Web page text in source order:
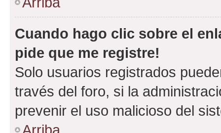
Cuando hago clic sobre el
pide que me registre!
Solo usuarios registrados
través del foro, si la
prevenir el uso malicioso del